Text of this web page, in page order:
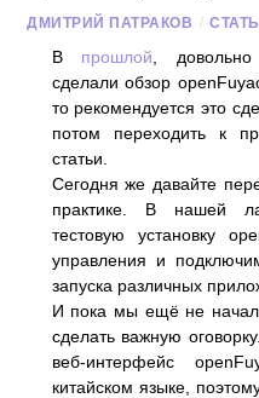
ДМИТРИЙ ПАТРАКОВ /
В прошлой ,
сделали обзор
то рекомендуется это
потом переходить к
статьи.
Сегодня же давайте
практике. В нашей
тестовую установку
управления и
запуска различных
И пока мы ещё не
сделать важную
веб-интерфейс
китайском языке,